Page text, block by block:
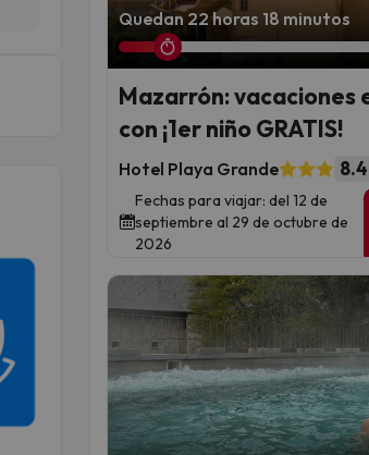
Quedan 22 horas 18 minutos
Mazarrón: vacaciones
con ¡1er niño GRATIS!
Hotel Playa Grande 8.4
Fechas para viajar: del 12 de
septiembre al 29 de octubre de
2026